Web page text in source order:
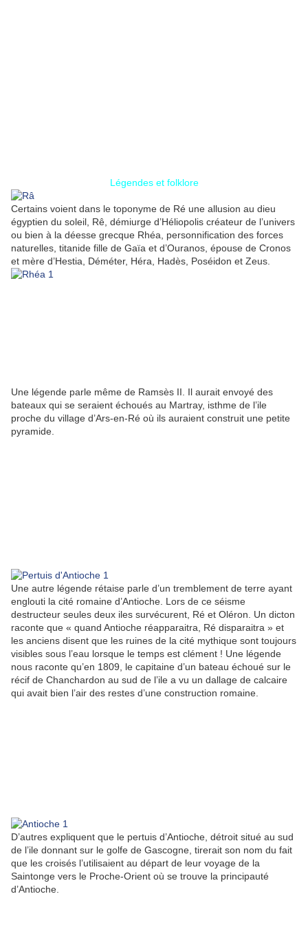
Légendes et folklore
Certains voient dans le toponyme de Ré une allusion au dieu
égyptien du soleil, Rê, démiurge d’Héliopolis créateur de l’univers
ou bien à la déesse grecque Rhéa, personnification des forces
naturelles, titanide fille de Gaïa et d’Ouranos, épouse de Cronos
et mère d’Hestia, Déméter, Héra, Hadès, Poséidon et Zeus.
Une légende parle même de Ramsès II. Il aurait envoyé des
bateaux qui se seraient échoués au Martray, isthme de l’ile
proche du village d’Ars-en-Ré où ils auraient construit une petite
pyramide.
Une autre légende rétaise parle d’un tremblement de terre ayant
englouti la cité romaine d’Antioche. Lors de ce séisme
destructeur seules deux iles survécurent, Ré et Oléron. Un dicton
raconte que « quand Antioche réapparaitra, Ré disparaitra » et
les anciens disent que les ruines de la cité mythique sont toujours
visibles sous l’eau lorsque le temps est clément ! Une légende
nous raconte qu’en 1809, le capitaine d’un bateau échoué sur le
récif de Chanchardon au sud de l’ile a vu un dallage de calcaire
qui avait bien l’air des restes d’une construction romaine.
D’autres expliquent que le pertuis d’Antioche, détroit situé au sud
de l’ile donnant sur le golfe de Gascogne, tirerait son nom du fait
que les croisés l’utilisaient au départ de leur voyage de la
Saintonge vers le Proche-Orient où se trouve la principauté
d’Antioche.